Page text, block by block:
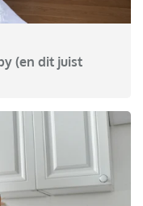
(en dit juist